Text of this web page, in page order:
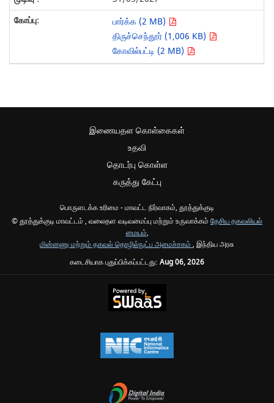
பார்க்க (2 MB)
திருச்செந்தூர் (1,006 KB)
கோவில்பட்டி (2 MB)
இணையதள கொள்கைகள்
உதவி
தொடர்பு கொள்ள
கருத்து கேட்பு
பொருளடக்க உரிமை - மாவட்ட நிர்வாகம், தூத்துக்குடி
© தூத்துக்குடி மாவட்டம் , வலைதள வடிவமைப்பு மற்றும் உருவாக்கம் தேசிய தகவலியல்
மையம்,
மின்னணு மற்றும் தகவல் தொழில்நுட்ப அமைச்சகம் , இந்திய அரசு
கடைசியாக புதுப்பிக்கப்பட்டது: Aug 06, 2026